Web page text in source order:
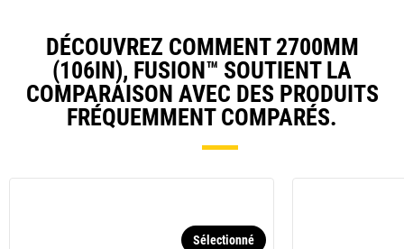
DÉCOUVREZ COMMENT 2700MM
(106IN), FUSION™ SOUTIENT LA
COMPARAISON AVEC DES PRODUITS
FRÉQUEMMENT COMPARÉS.
Sélectionné